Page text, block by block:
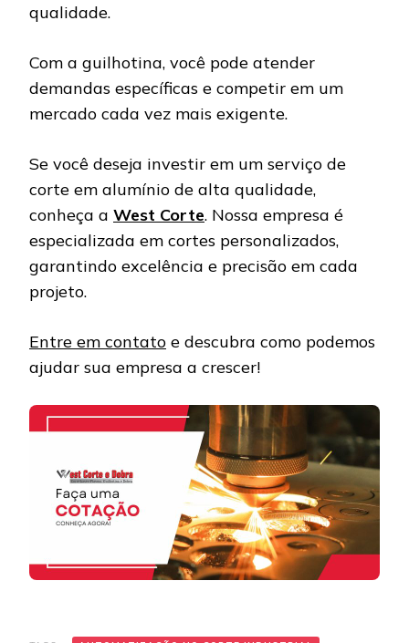
qualidade.
Com a guilhotina, você pode atender
demandas específicas e competir em um
mercado cada vez mais exigente.
Se você deseja investir em um serviço de
corte em alumínio de alta qualidade,
conheça a West Corte. Nossa empresa é
especializada em cortes personalizados,
garantindo excelência e precisão em cada
projeto.
Entre em contato e descubra como podemos
ajudar sua empresa a crescer!